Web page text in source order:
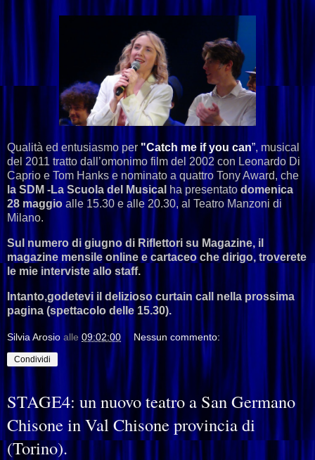
Qualità ed entusiasmo per "Catch me if you can”, musical
del 2011 tratto dall’omonimo film del 2002 con Leonardo Di
Caprio e Tom Hanks e nominato a quattro Tony Award, che
la SDM -La Scuola del Musical ha presentato domenica
28 maggio alle 15.30 e alle 20.30, al Teatro Manzoni di
Milano.
Sul numero di giugno di Riflettori su Magazine, il
magazine mensile online e cartaceo che dirigo, troverete
le mie interviste allo staff.
Intanto,godetevi il delizioso curtain call nella prossima
pagina (spettacolo delle 15.30).
Silvia Arosio alle 09:02:00 Nessun commento:
Condividi
STAGE4: un nuovo teatro a San Germano
Chisone in Val Chisone provincia di
(Torino).